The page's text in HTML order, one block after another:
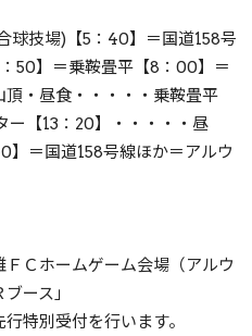
球技場)【5：40】＝国道158号
50】＝乗鞍畳平【8：00】＝
・昼食・・・・・乗鞍畳平
ー【13：20】・・・・・昼
】＝国道158号線ほか＝アルウ
Ｃホームゲーム会場（アルウ
ース」
特別受付を行います。